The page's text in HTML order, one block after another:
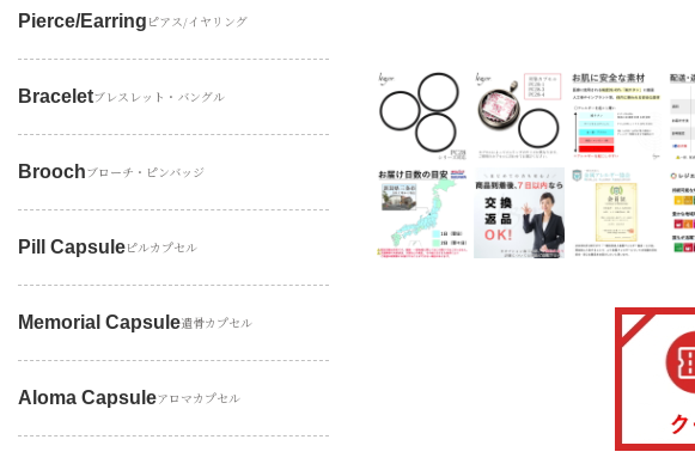
Pierce/earring ピアス/イヤリング
Braceletブレスレット・バングル
Broochブローチ・ピンバッジ
Pill Capsuleピルカプセル
Memorial Capsule遺骨カプセル
Aloma Capsuleアロマカプセル